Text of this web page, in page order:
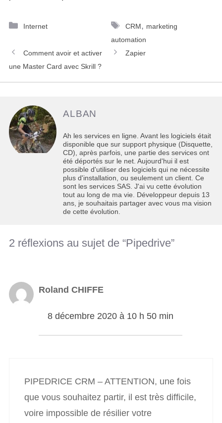
Catégories
Internet Étiquettes
CRM, marketing
automation
Navigation
des
Comment avoir et activer
une Master Card avec Skrill ?
Zapier
ALBAN
Ah les services en ligne. Avant les logiciels était
disponible que sur support physique (Disquette,
CD), après parfois, une partie des services ont
été déportés sur le net. Aujourd'hui il est
possible d'utiliser des logiciels qui ne nécessite
plus d'installation, ou seulement un client. Ce
sont les services SAS. J'ai vu cette évolution
tout au long de ma vie. Développeur depuis 13
ans, je souhaitais partager avec vous ma vision
de cette évolution.
2 réflexions au sujet de “Pipedrive”
Roland CHIFFE
8 décembre 2020 à 10 h 50 min
PIPEDRICE CRM – ATTENTION, une fois
que vous souhaitez partir, il est très difficile,
voire impossible de résilier votre